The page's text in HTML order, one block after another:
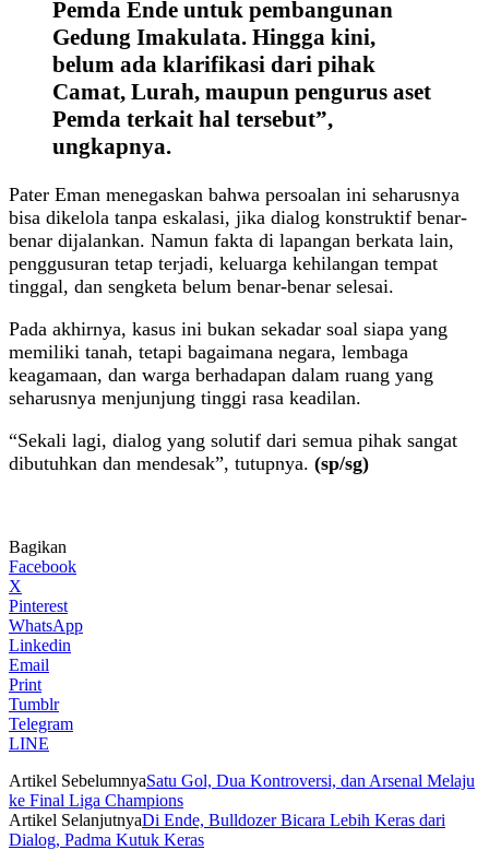
Pemda Ende untuk pembangunan
Gedung Imakulata. Hingga kini,
belum ada klarifikasi dari pihak
Camat, Lurah, maupun pengurus aset
Pemda terkait hal tersebut”,
ungkapnya.
Pater Eman menegaskan bahwa persoalan ini seharusnya
bisa dikelola tanpa eskalasi, jika dialog konstruktif benar-
benar dijalankan. Namun fakta di lapangan berkata lain,
penggusuran tetap terjadi, keluarga kehilangan tempat
tinggal, dan sengketa belum benar-benar selesai.
Pada akhirnya, kasus ini bukan sekadar soal siapa yang
memiliki tanah, tetapi bagaimana negara, lembaga
keagamaan, dan warga berhadapan dalam ruang yang
seharusnya menjunjung tinggi rasa keadilan.
“Sekali lagi, dialog yang solutif dari semua pihak sangat
dibutuhkan dan mendesak”, tutupnya. (sp/sg)
Bagikan
Facebook
X
Pinterest
WhatsApp
Linkedin
Email
Print
Tumblr
Telegram
LINE
Artikel SebelumnyaSatu Gol, Dua Kontroversi, dan Arsenal Melaju
ke Final Liga Champions
Artikel SelanjutnyaDi Ende, Bulldozer Bicara Lebih Keras dari
Dialog, Padma Kutuk Keras